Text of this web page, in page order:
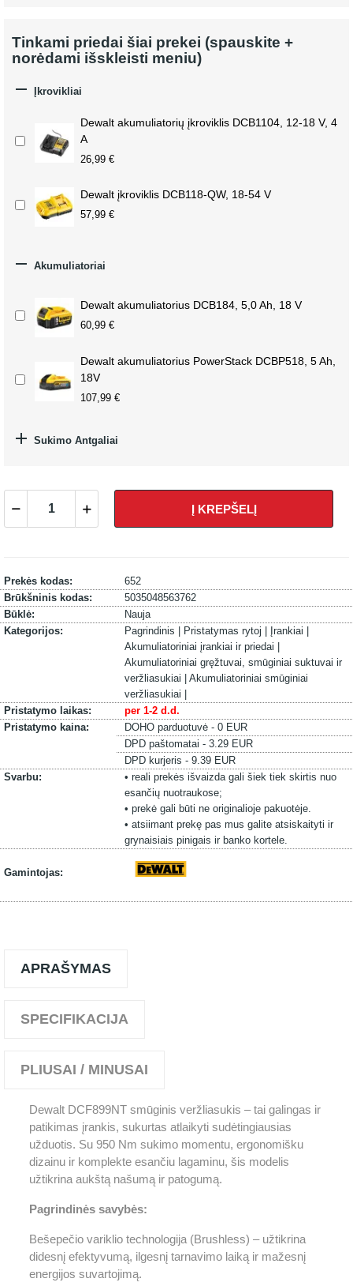
Tinkami priedai šiai prekei (spauskite +
norėdami išskleisti meniu)
 Įkrovikliai
Dewalt akumuliatorių įkroviklis DCB1104, 12-18 V, 4
A
26,99 €
Dewalt įkroviklis DCB118-QW, 18-54 V
57,99 €
 Akumuliatoriai
Dewalt akumuliatorius DCB184, 5,0 Ah, 18 V
60,99 €
Dewalt akumuliatorius PowerStack DCBP518, 5 Ah,
18V
107,99 €
 Sukimo Antgaliai
Į KREPŠELĮ
Prekės kodas:
652
Brūkšninis kodas:
5035048563762
Būklė:
Nauja
Kategorijos:
Pagrindinis | Pristatymas rytoj |
Įrankiai |
Akumuliatoriniai įrankiai ir priedai |
Akumuliatoriniai gręžtuvai, smūginiai suktuvai ir
veržliasukiai | Akumuliatoriniai smūginiai
veržliasukiai |
Pristatymo laikas:
per 1-2 d.d.
Pristatymo kaina:
DOHO parduotuvė - 0 EUR
DPD paštomatai - 3.29 EUR
DPD kurjeris - 9.39 EUR
Svarbu:
• reali prekės išvaizda gali šiek tiek skirtis nuo
esančių nuotraukose;
• prekė gali būti ne originalioje pakuotėje.
• atsiimant prekę pas mus galite atsiskaityti ir
grynaisiais pinigais ir banko kortele.
Gamintojas:
APRAŠYMAS
SPECIFIKACIJA
PLIUSAI / MINUSAI
Dewalt DCF899NT smūginis veržliasukis – tai galingas ir
patikimas įrankis, sukurtas atlaikyti sudėtingiausias
užduotis. Su 950 Nm sukimo momentu, ergonomišku
dizainu ir komplekte esančiu lagaminu, šis modelis
užtikrina aukštą našumą ir patogumą.
Pagrindinės savybės:
Bešepečio variklio technologija (Brushless) – užtikrina
didesnį efektyvumą, ilgesnį tarnavimo laiką ir mažesnį
energijos suvartojimą.